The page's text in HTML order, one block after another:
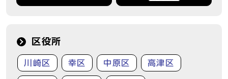
区役所
川崎区 幸区 中原区 高津区